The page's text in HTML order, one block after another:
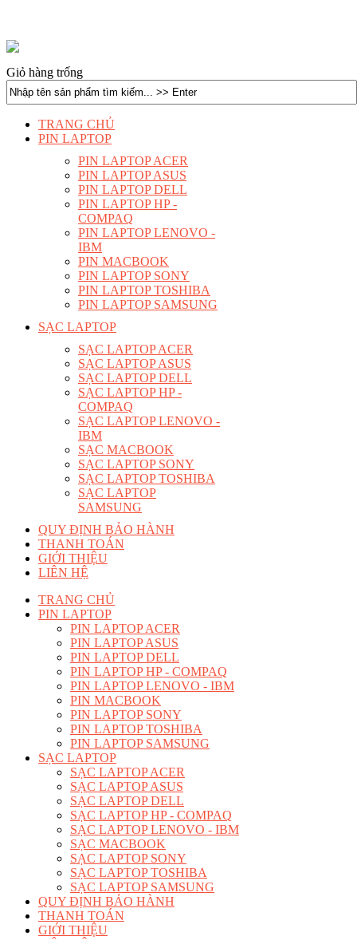
Giỏ hàng trống
TRANG CHỦ
PIN LAPTOP
PIN LAPTOP ACER
PIN LAPTOP ASUS
PIN LAPTOP DELL
PIN LAPTOP HP -
COMPAQ
PIN LAPTOP LENOVO -
IBM
PIN MACBOOK
PIN LAPTOP SONY
PIN LAPTOP TOSHIBA
PIN LAPTOP SAMSUNG
SẠC LAPTOP
SẠC LAPTOP ACER
SẠC LAPTOP ASUS
SẠC LAPTOP DELL
SẠC LAPTOP HP -
COMPAQ
SẠC LAPTOP LENOVO -
IBM
SẠC MACBOOK
SẠC LAPTOP SONY
SẠC LAPTOP TOSHIBA
SẠC LAPTOP
SAMSUNG
QUY ĐỊNH BẢO HÀNH
THANH TOÁN
GIỚI THIỆU
LIÊN HỆ
TRANG CHỦ
PIN LAPTOP
PIN LAPTOP ACER
PIN LAPTOP ASUS
PIN LAPTOP DELL
PIN LAPTOP HP - COMPAQ
PIN LAPTOP LENOVO - IBM
PIN MACBOOK
PIN LAPTOP SONY
PIN LAPTOP TOSHIBA
PIN LAPTOP SAMSUNG
SẠC LAPTOP
SẠC LAPTOP ACER
SẠC LAPTOP ASUS
SẠC LAPTOP DELL
SẠC LAPTOP HP - COMPAQ
SẠC LAPTOP LENOVO - IBM
SẠC MACBOOK
SẠC LAPTOP SONY
SẠC LAPTOP TOSHIBA
SẠC LAPTOP SAMSUNG
QUY ĐỊNH BẢO HÀNH
THANH TOÁN
GIỚI THIỆU